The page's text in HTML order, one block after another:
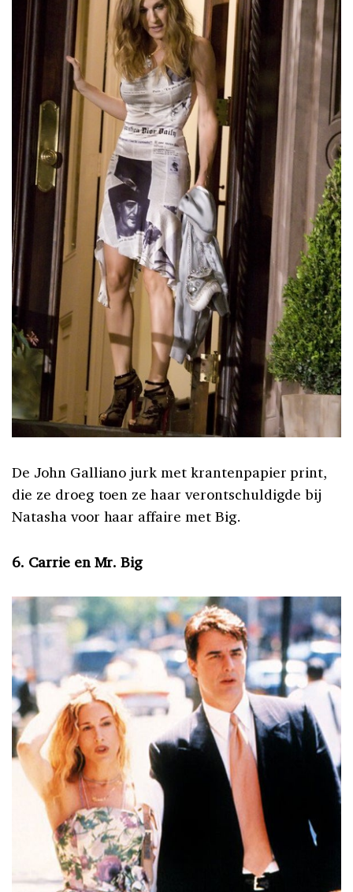
De John Galliano jurk met krantenpapier print,
die ze droeg toen ze haar verontschuldigde bij
Natasha voor haar affaire met Big.
6. Carrie en Mr. Big